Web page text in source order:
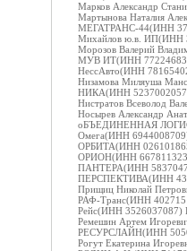
Марков Александр
Мартынова Наталия
МЕГАТРАНС-44(ИНН
Михайлов ю.в. ИП(ИНН
Морозов Валерий
МУВ ИТ(ИНН
НессАвто(ИНН
Низамова Миляуша
НИКА(ИНН
Нистратов Всеволод
Носырев Александр
оБЪЕДИНЕННАЯ
Омега(ИНН
ОРБИТА(ИНН
ОРИОН(ИНН
ПАНТЕРА(ИНН
ПЕРСПЕКТИВА(ИНН
Прищиц Николай
РАФ-Транс(ИНН
Рейс(ИНН 3526037087)
Ремешин Артем
РЕСУРСЛАЙН(ИНН
Рогут Екатерина